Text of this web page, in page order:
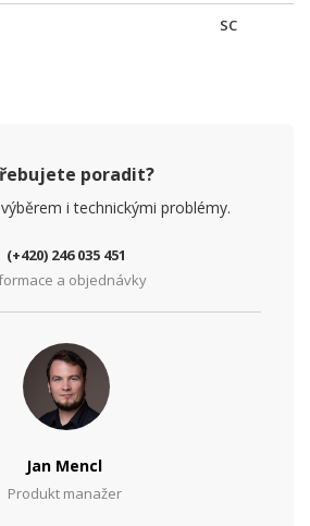
SC
poradit?
i technickými problémy.
(+420) 246 035 451
a objednávky
Jan Mencl
Produkt manažer